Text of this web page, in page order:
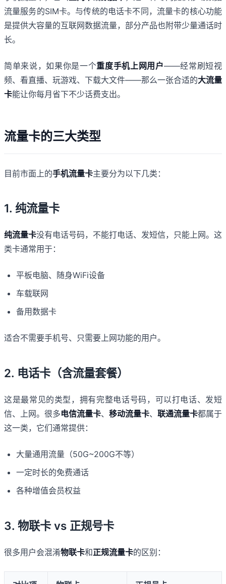
流量服务的SIM卡。与传统的电话卡不同，流量卡的核心功能
是提供大容量的互联网数据流量，部分产品也附带少量通话时
长。
简单来说，如果你是一个重度手机上网用户——经常刷短视
频、看直播、玩游戏、下载大文件——那么一张合适的大流量
卡能让你每月省下不少话费支出。
流量卡的三大类型
目前市面上的手机流量卡主要分为以下几类：
1. 纯流量卡
纯流量卡没有电话号码，不能打电话、发短信，只能上网。这
类卡通常用于：
平板电脑、随身WiFi设备
车载联网
备用数据卡
适合不需要手机号、只需要上网功能的用户。
2. 电话卡（含流量套餐）
这是最常见的类型，拥有完整电话号码，可以打电话、发短
信、上网。很多电信流量卡、 移动流量卡、 联通流量卡都属于
这一类，它们通常提供：
大量通用流量（50G~200G不等）
一定时长的免费通话
各种增值会员权益
3. 物联卡 vs 正规号卡
很多用户会混淆物联卡和正规流量卡的区别：